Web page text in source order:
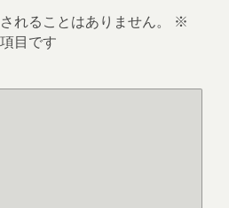
れることはありません。
※
目です